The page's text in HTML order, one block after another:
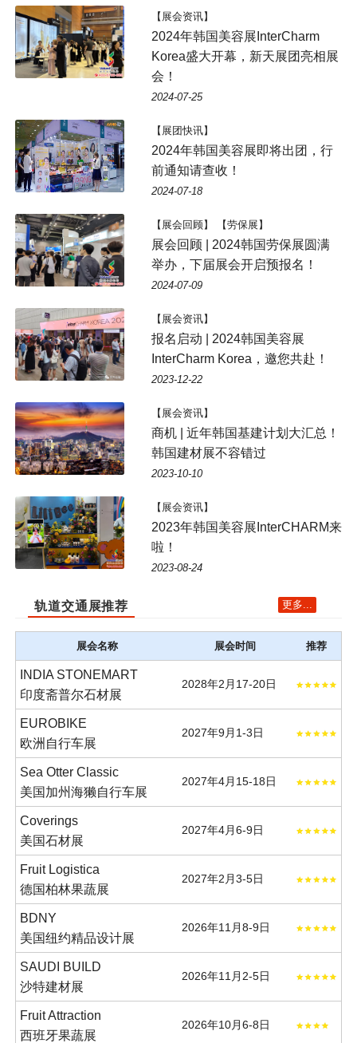
【展会资讯】
2024年韩国美容展InterCharm
Korea盛大开幕，新天展团亮相展
会！
2024-07-25
【展团快讯】
2024年韩国美容展即将出团，行
前通知请查收！
2024-07-18
【展会回顾】 【劳保展】
展会回顾 | 2024韩国劳保展圆满
举办，下届展会开启预报名！
2024-07-09
【展会资讯】
报名启动 | 2024韩国美容展
InterCharm Korea，邀您共赴！
2023-12-22
【展会资讯】
商机 | 近年韩国基建计划大汇总！
韩国建材展不容错过
2023-10-10
【展会资讯】
2023年韩国美容展InterCHARM来
啦！
2023-08-24
轨道交通展推荐 更多...
展会名称 展会时间 推荐
INDIA STONEMART
印度斋普尔石材展
2028年2月17-20日
EUROBIKE
欧洲自行车展
2027年9月1-3日
Sea Otter Classic
美国加州海獭自行车展
2027年4月15-18日
Coverings
美国石材展
2027年4月6-9日
Fruit Logistica
德国柏林果蔬展
2027年2月3-5日
BDNY
美国纽约精品设计展
2026年11月8-9日
SAUDI BUILD
沙特建材展
2026年11月2-5日
Fruit Attraction
西班牙果蔬展
2026年10月6-8日